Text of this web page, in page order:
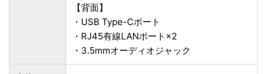
【背面】
・USB Type-Cポート
・RJ45有線LANポート×2
・3.5mmオーディオジャック